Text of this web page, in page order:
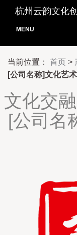
杭州云韵文化
MENU
当前位置： 首页 >
[公司名称]文化艺
文化交
[公司名